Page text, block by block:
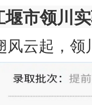
市领川
风云起，